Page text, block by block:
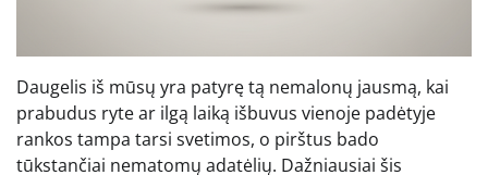
Daugelis iš mūsų yra patyrę tą nemalonų jausmą, kai
prabudus ryte ar ilgą laiką išbuvus vienoje padėtyje
rankos tampa tarsi svetimos, o pirštus bado
tūkstančiai nematomų adatėlių. Dažniausiai šis